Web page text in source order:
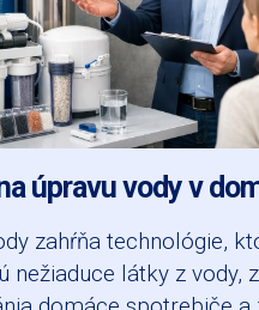
úpravu vody v
zahŕňa technológie,
nežiaduce látky z vody,